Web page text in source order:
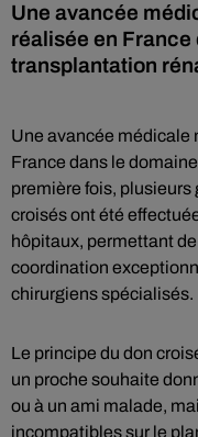
Une avancée
réalisée en France
transplantation
Une avancée médicale
France dans le
première fois, plusieurs
croisés ont été
hôpitaux, permettant
coordination
chirurgiens spécialisés.
Le principe du don
un proche souhaite
ou à un ami malade,
incompatibles sur le